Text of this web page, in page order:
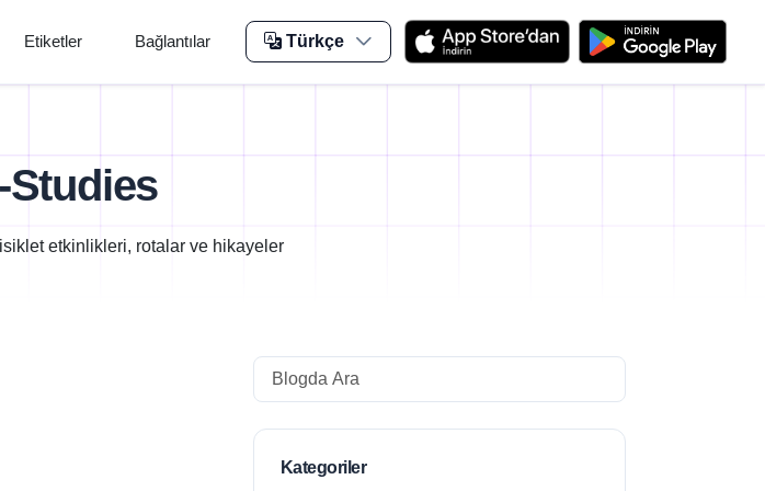
Etiketler Bağlantılar Türkçe
Studies
etkinlikleri, rotalar ve hikayeler
Search
Kategoriler